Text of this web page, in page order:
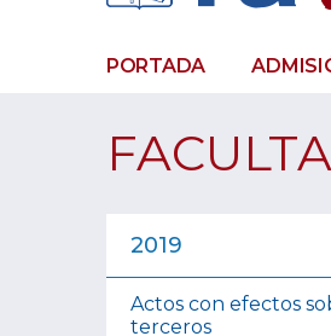
PORTADA
2019
Actos con efectos
terceros